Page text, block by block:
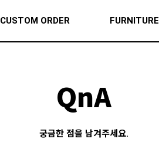
CUSTOM ORDER FURNITURE
QnA
궁금한 점을 남겨주세요.